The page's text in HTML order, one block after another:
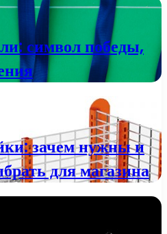
символ победы,
зачем нужны и
для магазина